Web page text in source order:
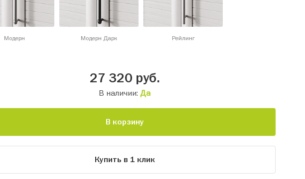
Модерн Модерн Дарк Рейлинг
27 320 руб.
В наличии: Да
В корзину
Купить в 1 клик